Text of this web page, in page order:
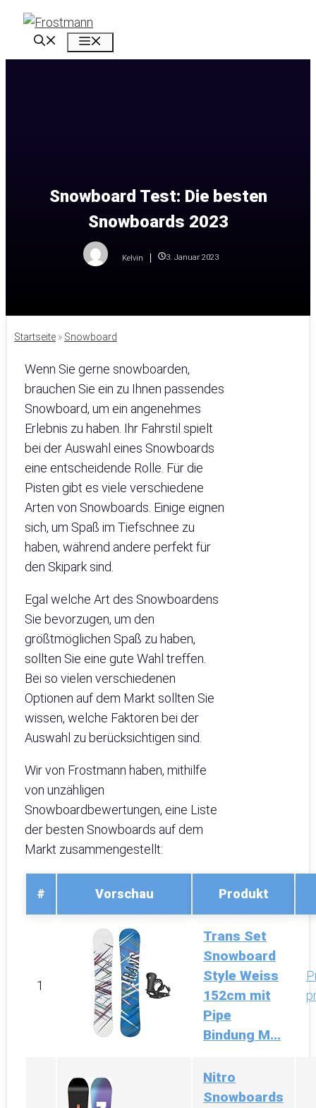
Zum
Inhalt
Snowboard Test: Die besten
Snowboards 2023
Kelvin 3. Januar 2023
Startseite » Snowboard
Wenn Sie gerne snowboarden,
brauchen Sie ein zu Ihnen passendes
Snowboard, um ein angenehmes
Erlebnis zu haben. Ihr Fahrstil spielt
bei der Auswahl eines Snowboards
eine entscheidende Rolle. Für die
Pisten gibt es viele verschiedene
Arten von Snowboards. Einige eignen
sich, um Spaß im Tiefschnee zu
haben, während andere perfekt für
den Skipark sind.
Egal welche Art des Snowboardens
Sie bevorzugen, um den
größtmöglichen Spaß zu haben,
sollten Sie eine gute Wahl treffen.
Bei so vielen verschiedenen
Optionen auf dem Markt sollten Sie
wissen, welche Faktoren bei der
Auswahl zu berücksichtigen sind.
Wir von Frostmann haben, mithilfe
von unzähligen
Snowboardbewertungen, eine Liste
der besten Snowboards auf dem
Markt zusammengestellt:
# Vorschau Produkt
1
Trans Set
Snowboard
Style Weiss
152cm mit
Pipe
Bindung M...
Nitro
Snowboards